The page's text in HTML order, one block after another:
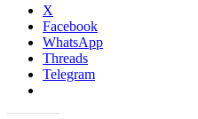
X
Facebook
WhatsApp
Threads
Telegram